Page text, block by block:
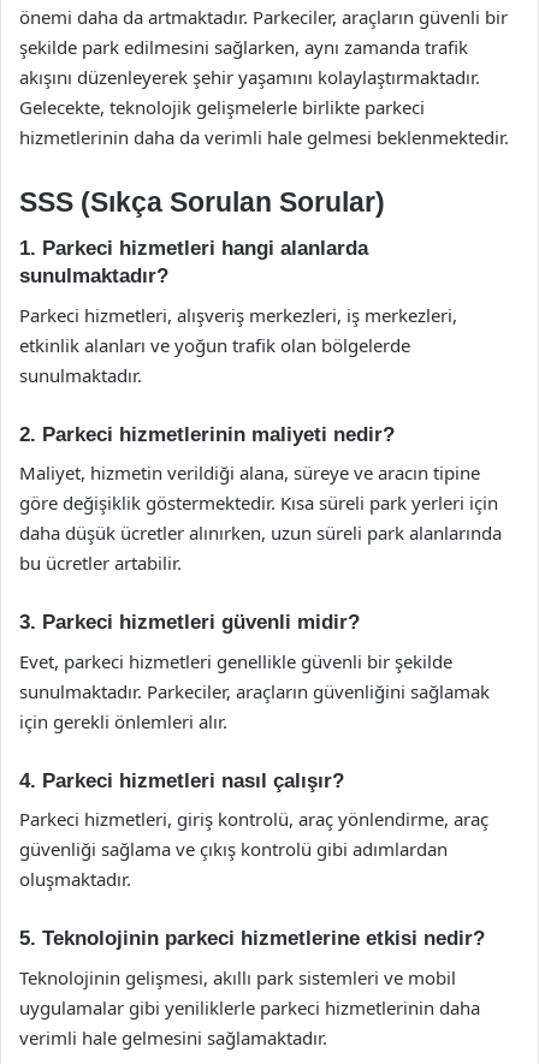
önemi daha da artmaktadır. Parkeciler, araçların güvenli bir
şekilde park edilmesini sağlarken, aynı zamanda trafik
akışını düzenleyerek şehir yaşamını kolaylaştırmaktadır.
Gelecekte, teknolojik gelişmelerle birlikte parkeci
hizmetlerinin daha da verimli hale gelmesi beklenmektedir.
SSS (Sıkça Sorulan Sorular)
1. Parkeci hizmetleri hangi alanlarda
sunulmaktadır?
Parkeci hizmetleri, alışveriş merkezleri, iş merkezleri,
etkinlik alanları ve yoğun trafik olan bölgelerde
sunulmaktadır.
2. Parkeci hizmetlerinin maliyeti nedir?
Maliyet, hizmetin verildiği alana, süreye ve aracın tipine
göre değişiklik göstermektedir. Kısa süreli park yerleri için
daha düşük ücretler alınırken, uzun süreli park alanlarında
bu ücretler artabilir.
3. Parkeci hizmetleri güvenli midir?
Evet, parkeci hizmetleri genellikle güvenli bir şekilde
sunulmaktadır. Parkeciler, araçların güvenliğini sağlamak
için gerekli önlemleri alır.
4. Parkeci hizmetleri nasıl çalışır?
Parkeci hizmetleri, giriş kontrolü, araç yönlendirme, araç
güvenliği sağlama ve çıkış kontrolü gibi adımlardan
oluşmaktadır.
5. Teknolojinin parkeci hizmetlerine etkisi nedir?
Teknolojinin gelişmesi, akıllı park sistemleri ve mobil
uygulamalar gibi yeniliklerle parkeci hizmetlerinin daha
verimli hale gelmesini sağlamaktadır.